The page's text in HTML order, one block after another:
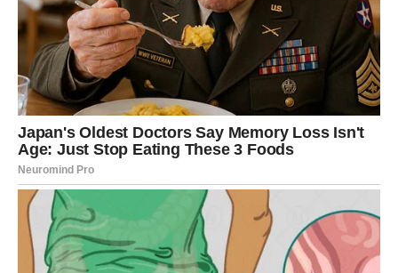
JEDNA OSOBA DONOSI VAM
SREĆU I NOVE PRILIKE
Zvijezde pokazuju da u vašem životu postoji osoba koja bi
vam mogla pomoći više nego što trenutno mislite.
Moguće je da će upravo zahvaljujući jednom razgovoru,
savjetu ili kontaktu pred vas doći prilika koja će vam
otvoriti vrata mnogo bolje budućnosti.
Nemojte ignorisati ljude koji vam iskreno žele dobro.